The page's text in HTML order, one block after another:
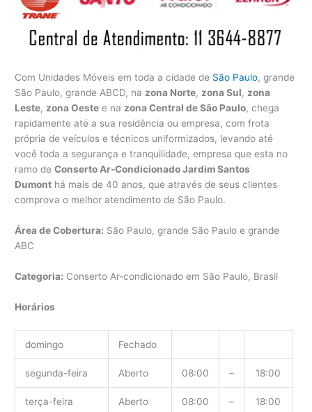
Com Unidades Móveis em toda a cidade de São Paulo, grande
São Paulo, grande ABCD, na zona Norte, zona Sul, zona
Leste, zona Oeste e na zona Central de São Paulo, chega
rapidamente até a sua residência ou empresa, com frota
própria de veículos e técnicos uniformizados, levando até
você toda a segurança e tranquilidade, empresa que esta no
ramo deConserto Ar-Condicionado Jardim Santos
Dumont há mais de 40 anos, que através de seus clientes
comprova o melhor atendimento de São Paulo.
Área de Cobertura: São Paulo, grande São Paulo e grande
ABC
Categoria: Conserto Ar-condicionado em São Paulo, Brasil
Horários
domingo Fechado
segunda-feira Aberto 08:00 – 18:00
terça-feira Aberto 08:00 – 18:00